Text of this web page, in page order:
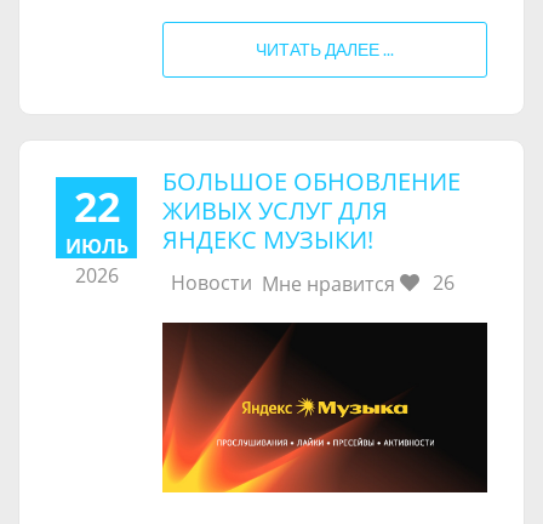
ЧИТАТЬ ДАЛЕЕ ...
22
ИЮЛЬ
2026
БОЛЬШОЕ ОБНОВЛЕНИЕ
ЖИВЫХ УСЛУГ ДЛЯ
ЯНДЕКС МУЗЫКИ!
Новости Мне нравится 26